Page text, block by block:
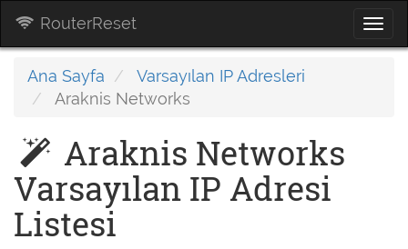
RouterReset
Ana Sayfa
Varsayılan IP Adresleri
Araknis Networks
Araknis Networks
Varsayılan IP Adresi
Listesi